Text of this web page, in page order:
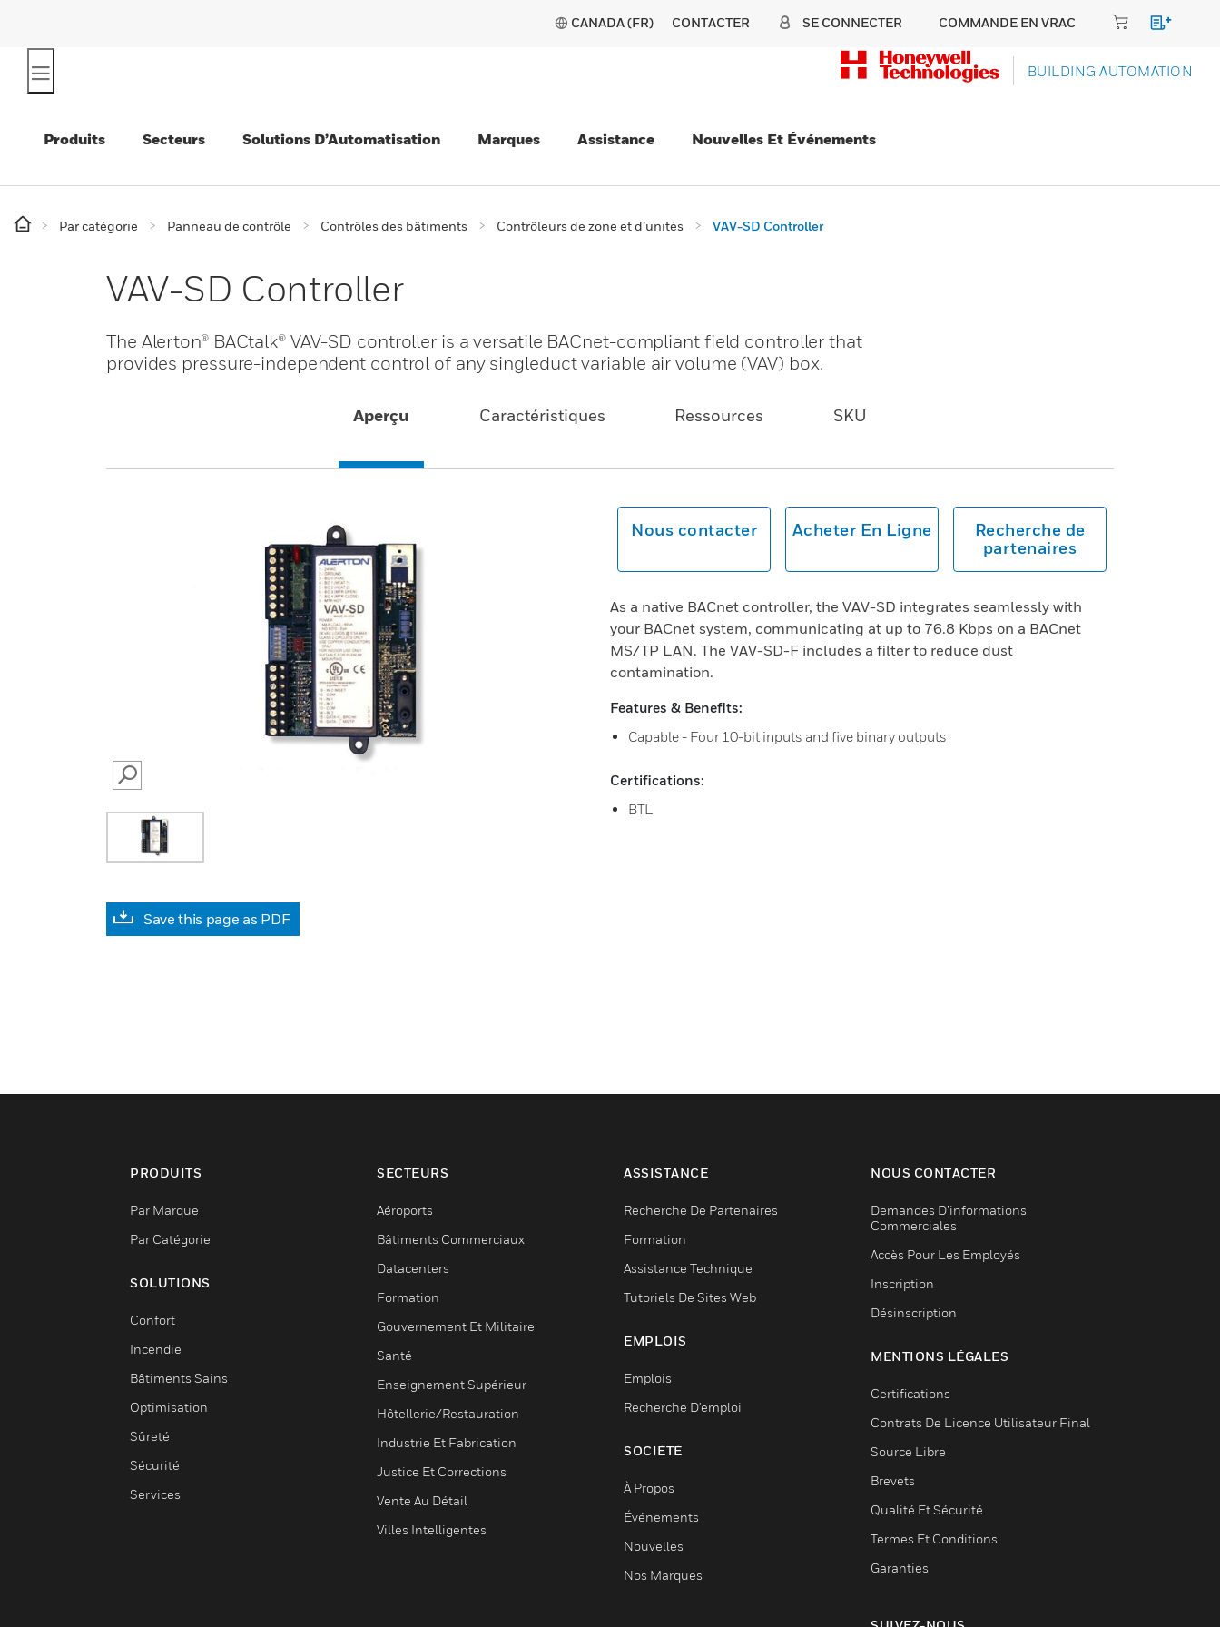
CANADA (FR) CONTACTER SE CONNECTER COMMANDE EN VRAC
BUILDING AUTOMATION
Produits Secteurs Solutions D’Automatisation Marques Assistance Nouvelles Et Événements
Par catégorie Panneau de contrôle Contrôles des bâtiments Contrôleurs de zone et d’unités VAV-SD Controller
VAV-SD Controller
The Alerton® BACtalk® VAV-SD controller is a versatile BACnet-compliant field controller that
provides pressure-independent control of any singleduct variable air volume (VAV) box.
Aperçu Caractéristiques Ressources SKU
SEARCH
Save this page as PDF
Nous contacter Acheter En Ligne
Recherche de
partenaires
As a native BACnet controller, the VAV-SD integrates seamlessly with
your BACnet system, communicating at up to 76.8 Kbps on a BACnet
MS/TP LAN. The VAV-SD-F includes a filter to reduce dust
contamination.
Features & Benefits:
Capable - Four 10-bit inputs and five binary outputs
Certifications:
BTL
PRODUITS
Par Marque
Par Catégorie
SOLUTIONS
Confort
Incendie
Bâtiments Sains
Optimisation
Sûreté
Sécurité
Services
SECTEURS
Aéroports
Bâtiments Commerciaux
Datacenters
Formation
Gouvernement Et Militaire
Santé
Enseignement Supérieur
Hôtellerie/Restauration
Industrie Et Fabrication
Justice Et Corrections
Vente Au Détail
Villes Intelligentes
ASSISTANCE
Recherche De Partenaires
Formation
Assistance Technique
Tutoriels De Sites Web
EMPLOIS
Emplois
Recherche D'emploi
SOCIÉTÉ
À Propos
Événements
Nouvelles
Nos Marques
NOUS CONTACTER
Demandes D’informations
Commerciales
Accès Pour Les Employés
Inscription
Désinscription
MENTIONS LÉGALES
Certifications
Contrats De Licence Utilisateur Final
Source Libre
Brevets
Qualité Et Sécurité
Termes Et Conditions
Garanties